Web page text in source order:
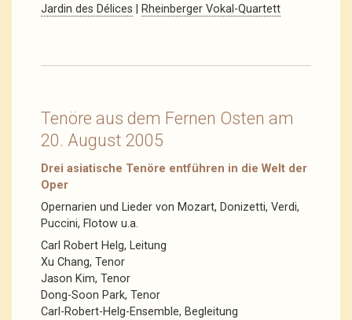
Jardin des Délices
Rheinberger Vokal-Quartett
Tenöre aus dem Fernen Osten am
20. August 2005
Drei asiatische Tenöre entführen in die Welt der
Oper
Opernarien und Lieder von Mozart, Donizetti, Verdi,
Puccini, Flotow u.a.
Carl Robert Helg, Leitung
Xu Chang, Tenor
Jason Kim, Tenor
Dong-Soon Park, Tenor
Carl-Robert-Helg-Ensemble, Begleitung